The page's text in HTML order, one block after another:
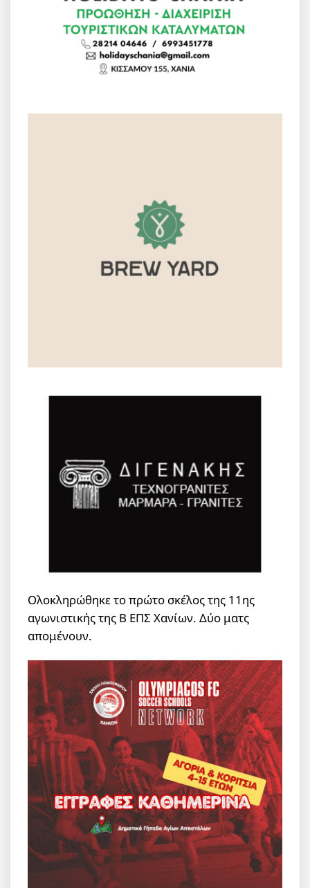
Ολοκληρώθηκε το πρώτο σκέλος της 11ης
αγωνιστικής της Β ΕΠΣ Χανίων. Δύο ματς
απομένουν.